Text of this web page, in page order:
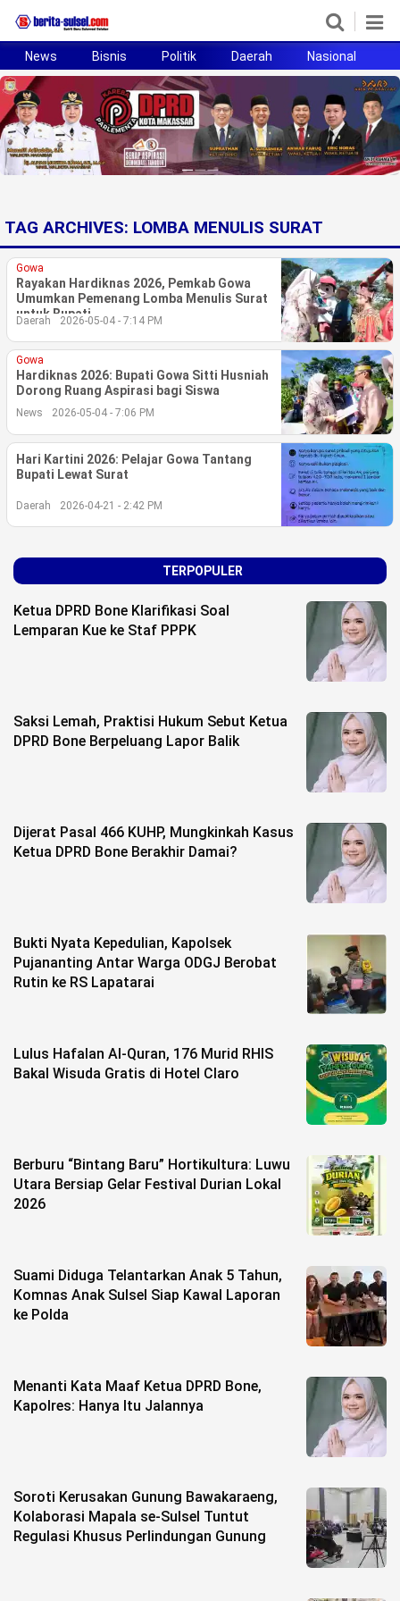
Home
News
Politik
Bisnis
Otomotif
Hukum
Sport
Life Style
Profil
Opini
Video
Disclaimer
©
Copyright
2026
Reserved
News Bisnis Politik Daerah Nasional
TAG ARCHIVES: LOMBA MENULIS SURAT
Gowa
Rayakan Hardiknas 2026, Pemkab Gowa
Umumkan Pemenang Lomba Menulis Surat
untuk Bupati
Daerah 2026-05-04 - 7:14 PM
Gowa
Hardiknas 2026: Bupati Gowa Sitti Husniah
Dorong Ruang Aspirasi bagi Siswa
News 2026-05-04 - 7:06 PM
Hari Kartini 2026: Pelajar Gowa Tantang
Bupati Lewat Surat
Daerah 2026-04-21 - 2:42 PM
TERPOPULER
Ketua DPRD Bone Klarifikasi Soal
Lemparan Kue ke Staf PPPK
Saksi Lemah, Praktisi Hukum Sebut Ketua
DPRD Bone Berpeluang Lapor Balik
Dijerat Pasal 466 KUHP, Mungkinkah Kasus
Ketua DPRD Bone Berakhir Damai?
Bukti Nyata Kepedulian, Kapolsek
Pujananting Antar Warga ODGJ Berobat
Rutin ke RS Lapatarai
Lulus Hafalan Al-Quran, 176 Murid RHIS
Bakal Wisuda Gratis di Hotel Claro
Berburu “Bintang Baru” Hortikultura: Luwu
Utara Bersiap Gelar Festival Durian Lokal
2026
Suami Diduga Telantarkan Anak 5 Tahun,
Komnas Anak Sulsel Siap Kawal Laporan
ke Polda
Menanti Kata Maaf Ketua DPRD Bone,
Kapolres: Hanya Itu Jalannya
Soroti Kerusakan Gunung Bawakaraeng,
Kolaborasi Mapala se-Sulsel Tuntut
Regulasi Khusus Perlindungan Gunung